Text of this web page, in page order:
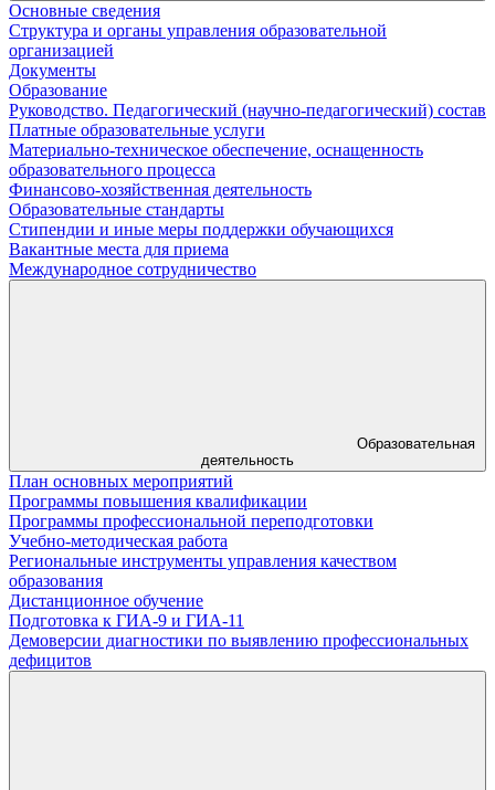
Основные сведения
Структура и органы управления образовательной
организацией
Документы
Образование
Руководство. Педагогический (научно-педагогический) состав
Платные образовательные услуги
Материально-техническое обеспечение, оснащенность
образовательного процесса
Финансово-хозяйственная деятельность
Образовательные стандарты
Стипендии и иные меры поддержки обучающихся
Вакантные места для приема
Международное сотрудничество
Образовательная
деятельность
План основных мероприятий
Программы повышения квалификации
Программы профессиональной переподготовки
Учебно-методическая работа
Региональные инструменты управления качеством
образования
Дистанционное обучение
Подготовка к ГИА-9 и ГИА-11
Демоверсии диагностики по выявлению профессиональных
дефицитов